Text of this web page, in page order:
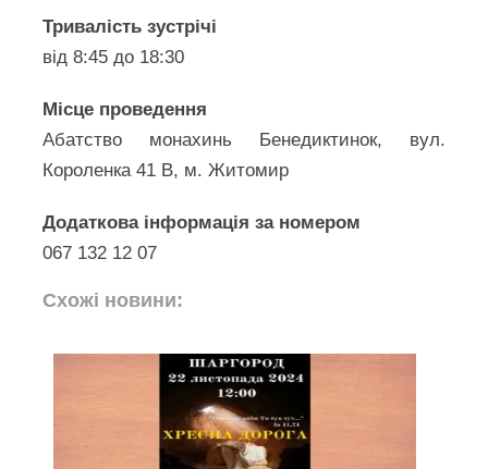
Тривалість зустрічі
від 8:45 до 18:30
Місце проведення
Абатство монахинь Бенедиктинок, вул.
Короленка 41 В, м. Житомир
Додаткова інформація за номером
067 132 12 07
Схожі новини: